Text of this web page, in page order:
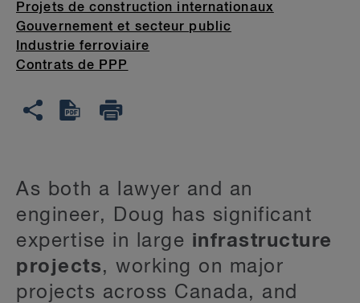
As both a lawyer and an
engineer, Doug has significant
expertise in large infrastructure
projects, working on major
projects across Canada, and
Projets de construction internationaux
Gouvernement et secteur public
Industrie ferroviaire
Contrats de PPP